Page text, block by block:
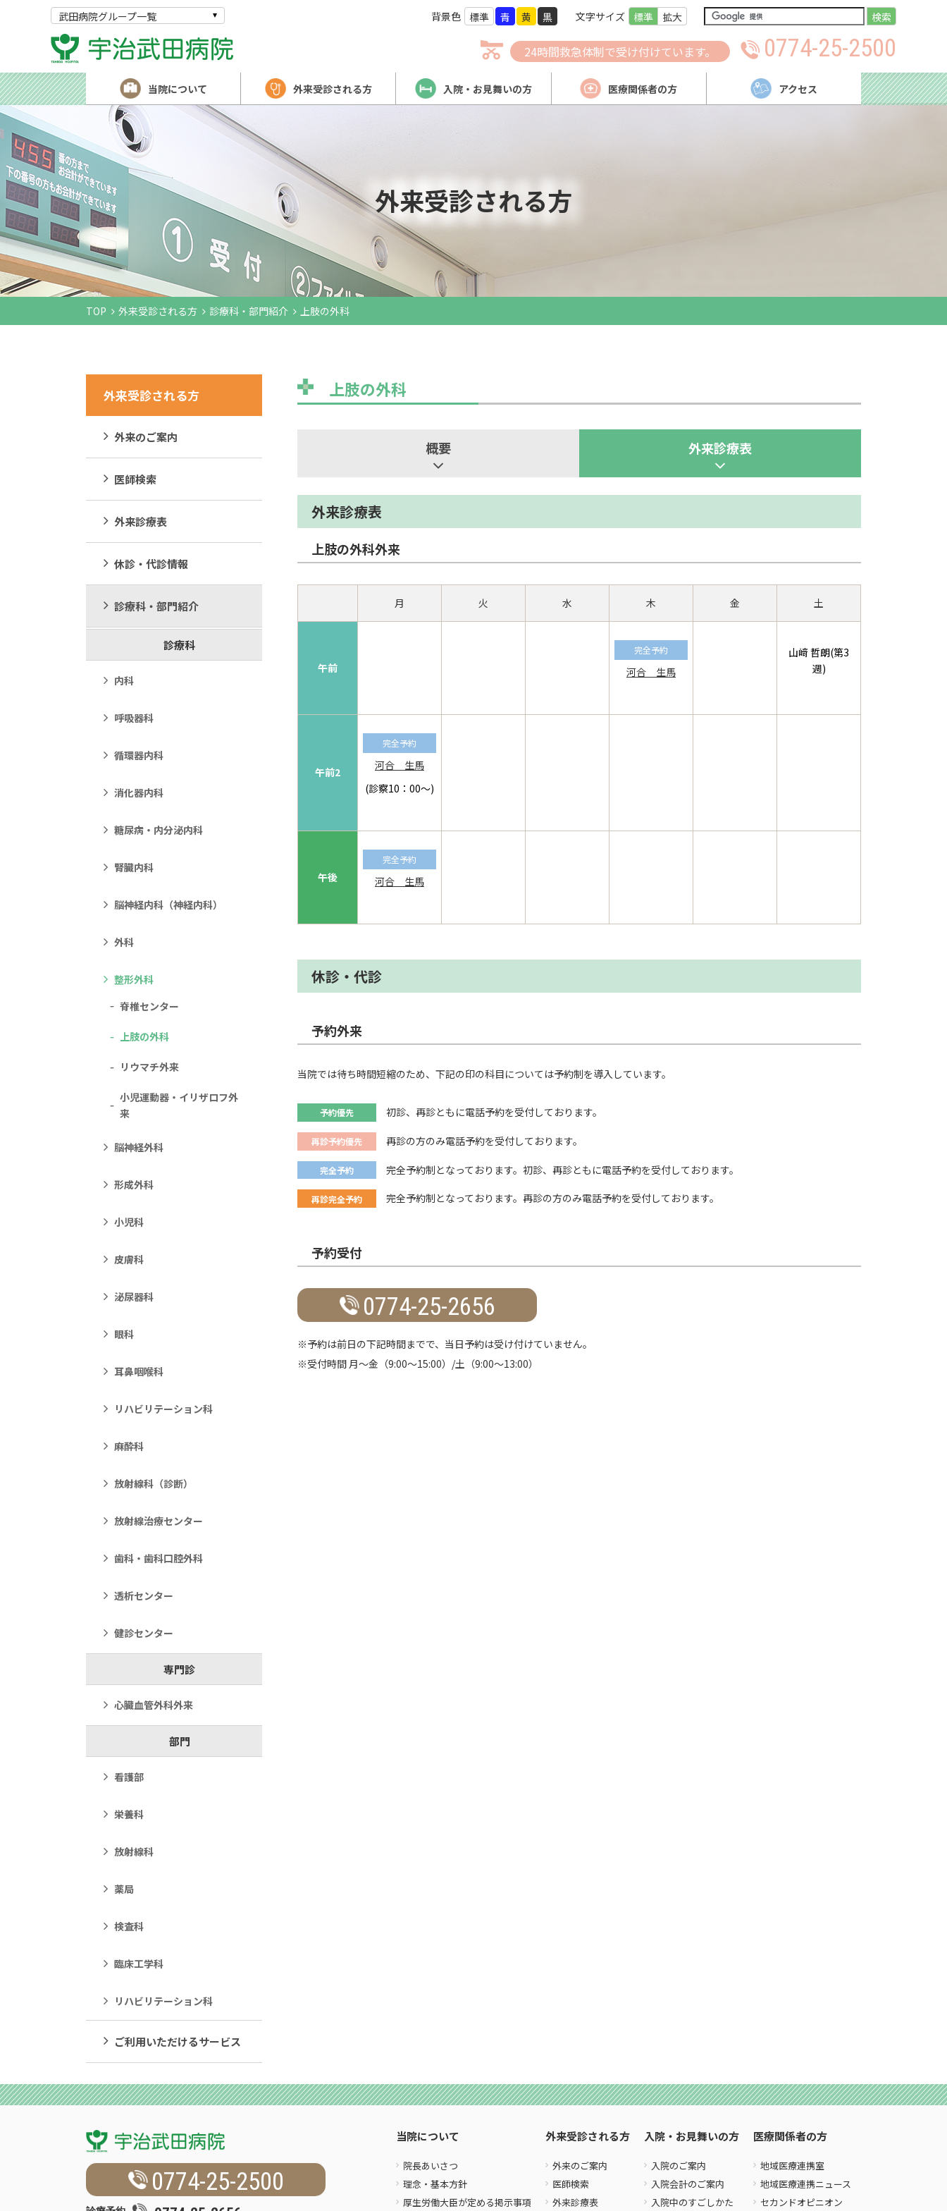
武田病院グループ一覧 検索
文字サイズ 標準 拡大
背景色 標準 青 黄 黒
24時間救急体制で受け付けています。 0774-25-2500
当院について 外来受診される方 入院・お見舞いの方 医療関係者の方 アクセス
外来受診される方
TOP 外来受診される方 診療科・部門紹介 上肢の外科
外来受診される方
外来のご案内
医師検索
外来診療表
休診・代診情報
診療科・部門紹介
診療科
内科
呼吸器科
循環器内科
消化器内科
糖尿病・内分泌内科
腎臓内科
脳神経内科（神経内科）
外科
整形外科
脊椎センター
上肢の外科
リウマチ外来
小児運動器・イリザロフ外
来
脳神経外科
形成外科
小児科
皮膚科
泌尿器科
眼科
耳鼻咽喉科
リハビリテーション科
麻酔科
放射線科（診断）
放射線治療センター
歯科・歯科口腔外科
透析センター
健診センター
専門診
心臓血管外科外来
部門
看護部
栄養科
放射線科
薬局
検査科
臨床工学科
リハビリテーション科
ご利用いただけるサービス
上肢の外科
概要 外来診療表
外来診療表
上肢の外科外来
月 火 水 木 金 土
午前
完全予約
河合 生馬
山﨑 哲朗(第3
週)
午前2
完全予約
河合 生馬
(診察10：00～)
午後
完全予約
河合 生馬
休診・代診
予約外来
当院では待ち時間短縮のため、下記の印の科目については予約制を導入しています。
予約優先 初診、再診ともに電話予約を受付しております。
再診予約優先 再診の方のみ電話予約を受付しております。
完全予約 完全予約制となっております。初診、再診ともに電話予約を受付しております。
再診完全予約 完全予約制となっております。再診の方のみ電話予約を受付しております。
予約受付
0774-25-2656
※予約は前日の下記時間までで、当日予約は受け付けていません。
※受付時間 月～金（9:00～15:00）/土（9:00～13:00）
0774-25-2500
当院について
院長あいさつ
理念・基本方針
厚生労働大臣が定める掲示事項
外来受診される方
外来のご案内
医師検索
外来診療表
入院・お見舞いの方
入院のご案内
入院会計のご案内
入院中のすごしかた
医療関係者の方
地域医療連携室
地域医療連携ニュース
セカンドオピニオン